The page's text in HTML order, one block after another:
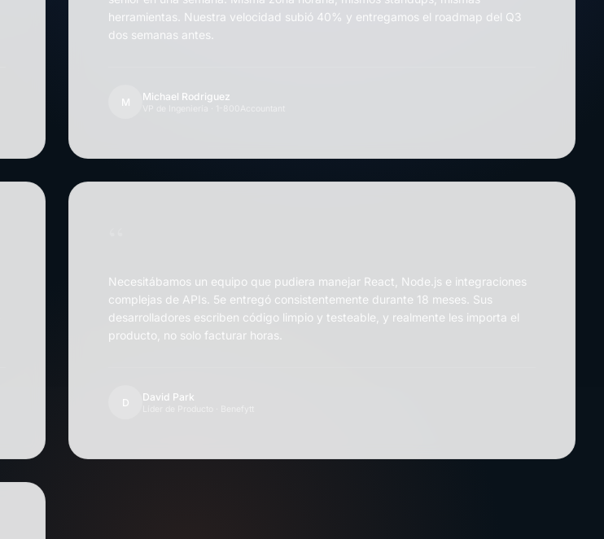
herramientas. Nuestra velocidad subió 40% y entregamos el roadmap del Q3
dos semanas antes.
M Michael Rodriguez
Necesitábamos un equipo que pudiera manejar React, Node.js e integraciones
complejas de APIs. 5e entregó consistentemente durante 18 meses. Sus
desarrolladores escriben código limpio y testeable, y realmente les importa el
producto, no solo facturar horas.
D David Park